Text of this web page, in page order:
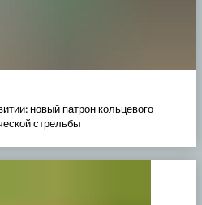
новый патрон кольцевого
стрельбы